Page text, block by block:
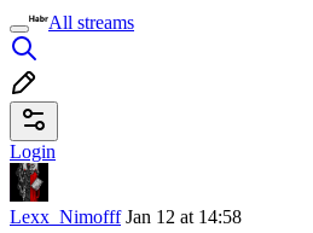
All streams
Login
Lexx_NimofffJan 12 at 14:58